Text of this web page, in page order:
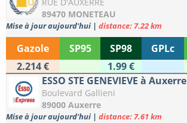
89470 MONETEAU
Mise à jour aujourd'hui | distance: 7.22 km
Gazole SP95 SP98 GPLc
2.214 €
1.99 €
ESSO STE GENEVIEVE à Auxerre
Boulevard Gallieni
89000 Auxerre
Mise à jour aujourd'hui | distance: 7.61 km